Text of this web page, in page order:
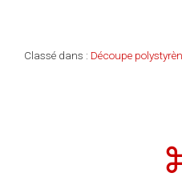
Classé dans : Découpe